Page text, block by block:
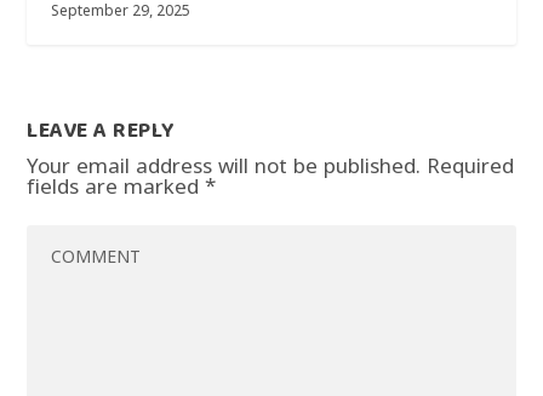
September 29, 2025
LEAVE A REPLY
Your email address will not be published. Required
fields are marked*